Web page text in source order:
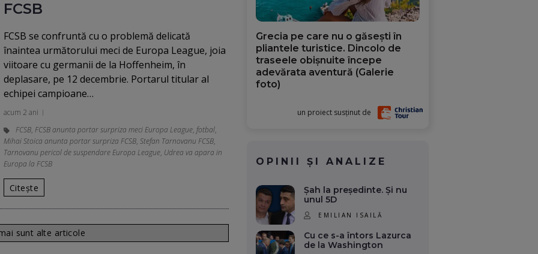
FCSB
FCSB se confruntă cu o problemă delicată
înaintea următorului meci de Europa League, joia
viitoare cu germanii de la Hoffenheim, în
deplasare, pe 12 decembrie. Portarul titular al
echipei campioane…
acum 2 ani
FCSB, FCSB anunta portar surpriza meci Europa League, fotbal,
Mihai Stoica anunta portar surpriza FCSB, Stefan Tarnovanu FCSB,
Tarnovanu pericol de suspendare Europa League, Udrea va apara in
Europa la FCSB
Citește
sunt alte articole
Grecia pe care nu o găsești în
pliantele turistice. Dincolo de
traseele obișnuite începe
adevărata aventură (Galerie
foto)
un proiect susținut de
OPINII ȘI ANALIZE
Șah la președinte. Și nu
unul 5D
EMILIAN ISAILĂ
Cu ce s-a întors Lazurca
de la Washington